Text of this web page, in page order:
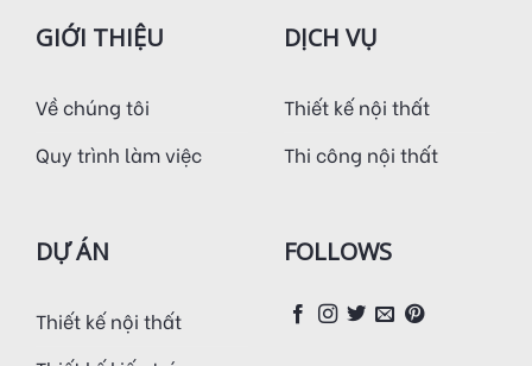
GIỚI THIỆU
Về chúng tôi
Quy trình làm việc
DỊCH VỤ
Thiết kế nội thất
Thi công nội thất
DỰ ÁN
Thiết kế nội thất
FOLLOWS